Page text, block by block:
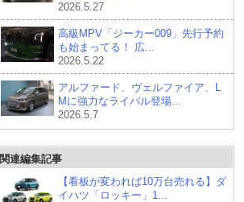
2026.5.27
高級MPV「ジーカー009」先行予約
も始まってる！ 広...
2026.5.22
アルファード、ヴェルファイア、L
Mに強力なライバル登場...
2026.5.7
関連編集記事
【看板が変われば10万台売れる】ダ
イハツ「ロッキー」1...